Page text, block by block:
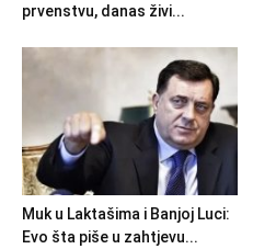
prvenstvu, danas živi...
Muk u Laktašima i Banjoj Luci:
Evo šta piše u zahtjevu...